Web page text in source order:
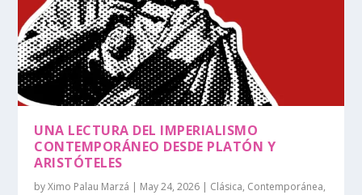
UNA LECTURA DEL IMPERIALISMO
CONTEMPORÁNEO DESDE PLATÓN Y
ARISTÓTELES
byXimo Palau Marzá | May 24, 2026 | Clásica, Contemporánea,